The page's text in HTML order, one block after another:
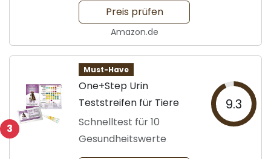
Preis prüfen
Amazon.de
3
Must-Have
One+Step Urin
Teststreifen für Tiere
Schnelltest für 10
Gesundheitswerte
9.3